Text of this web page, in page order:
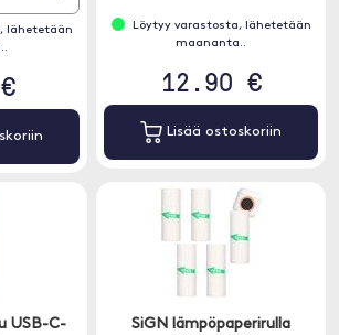
lähetetään
Löytyy varastosta, lähetetään
maananta..
12.90 €
Lisää ostoskoriin
USB-C-
SiGN lämpöpaperirulla